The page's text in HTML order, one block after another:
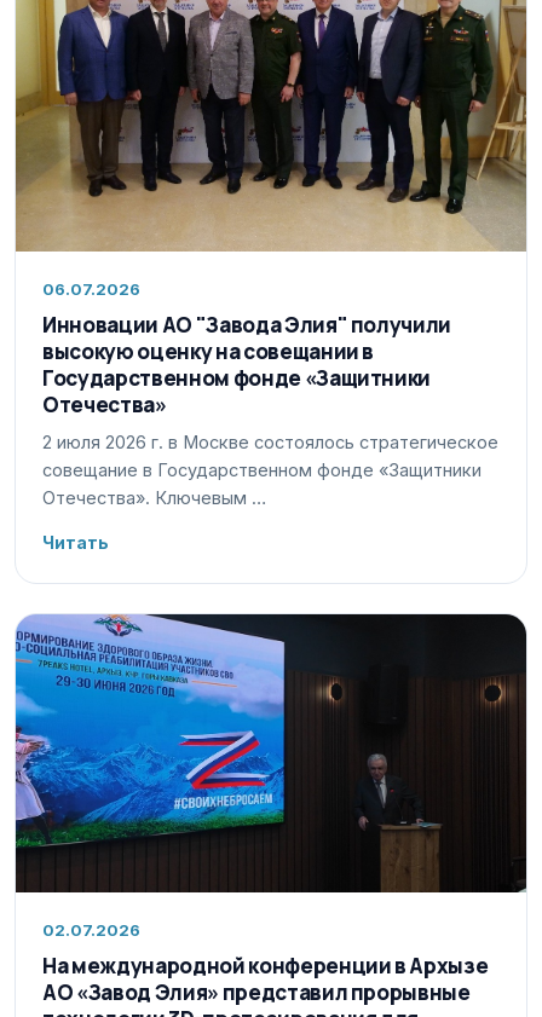
06.07.2026
Инновации АО "Завода Элия" получили
высокую оценку на совещании в
Государственном фонде «Защитники
Отечества»
2 июля 2026 г. в Москве состоялось стратегическое
совещание в Государственном фонде «Защитники
Отечества». Ключевым …
Читать
02.07.2026
На международной конференции в Архызе
АО «Завод Элия» представил прорывные